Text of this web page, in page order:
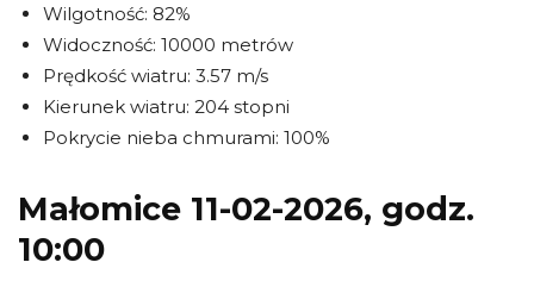
Wilgotność: 82%
Widoczność: 10000 metrów
Prędkość wiatru: 3.57 m/s
Kierunek wiatru: 204 stopni
Pokrycie nieba chmurami: 100%
Małomice 11-02-2026, godz.
10:00